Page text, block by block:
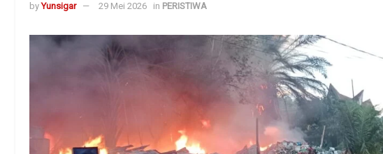
by Yunsigar 29 Mei 2026 in PERISTIWA